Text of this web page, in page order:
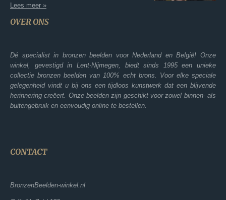
Lees meer »
OVER ONS
Dé specialist in bronzen beelden voor Nederland en België! Onze
winkel, gevestigd in Lent-Nijmegen, biedt sinds 1995 een unieke
collectie bronzen beelden van 100% echt brons. Voor elke speciale
gelegenheid vindt u bij ons een tijdloos kunstwerk dat een blijvende
herinnering creëert. Onze beelden zijn geschikt voor zowel binnen- als
buitengebruik en eenvoudig online te bestellen.
CONTACT
BronzenBeelden-winkel.nl